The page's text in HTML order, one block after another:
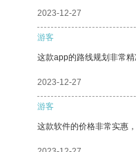
2023-12-27
游客
这款app的路线规划非常精
2023-12-27
游客
这款软件的价格非常实惠，